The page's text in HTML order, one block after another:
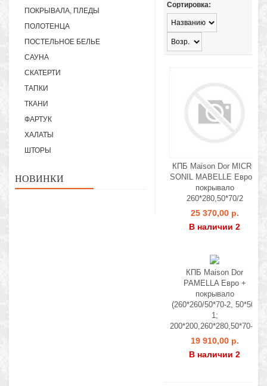
ПОКРЫВАЛА, ПЛЕДЫ
ПОЛОТЕНЦА
ПОСТЕЛЬНОЕ БЕЛЬЕ
САУНА
СКАТЕРТИ
ТАПКИ
ТКАНИ
ФАРТУК
ХАЛАТЫ
ШТОРЫ
НОВИНКИ
Сортировка:
КПБ Maison Dor MICRO
SONIL MABELLE Евро +
покрывало
260*280,50*70/2
25 370,00 р.
В наличии 2
КПБ Maison Dor
PAMELLA Евро +
покрывало
(260*260/50*70-2, 50*50-
1;
200*200,260*280,50*70-4)
19 910,00 р.
В наличии 2